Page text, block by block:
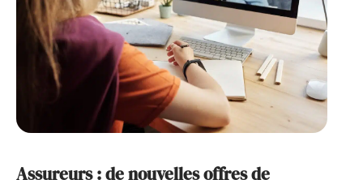
Assureurs : de nouvelles offres de